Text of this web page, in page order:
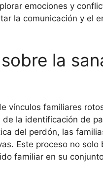
emociones y
la comunicación y el
la
vínculos familiares
la identificación de
del perdón, las
Este proceso no
familiar en su